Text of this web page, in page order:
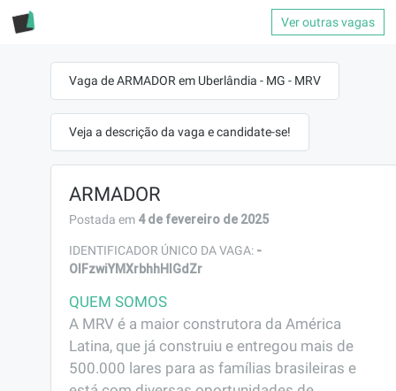
Ver outras vagas
Vaga de ARMADOR em Uberlândia - MG - MRV
Veja a descrição da vaga e candidate-se!
ARMADOR
Postada em 4 de fevereiro de 2025
IDENTIFICADOR ÚNICO DA VAGA: -
OIFzwiYMXrbhhHIGdZr
QUEM SOMOS
A MRV é a maior construtora da América
Latina, que já construiu e entregou mais de
500.000 lares para as famílias brasileiras e